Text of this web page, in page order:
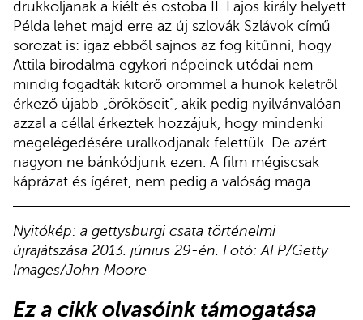
drukkoljanak a kiélt és ostoba II. Lajos király helyett.
Példa lehet majd erre az új szlovák Szlávok című
sorozat is: igaz ebből sajnos az fog kitűnni, hogy
Attila birodalma egykori népeinek utódai nem
mindig fogadták kitörő örömmel a hunok keletről
érkező újabb „örököseit”, akik pedig nyilvánvalóan
azzal a céllal érkeztek hozzájuk, hogy mindenki
megelégedésére uralkodjanak felettük. De azért
nagyon ne bánkódjunk ezen. A film mégiscsak
káprázat és ígéret, nem pedig a valóság maga.
Nyitókép: a gettysburgi csata történelmi
újrajátszása 2013. június 29-én. Fotó: AFP/Getty
Images/John Moore
Ez a cikk olvasóink támogatása